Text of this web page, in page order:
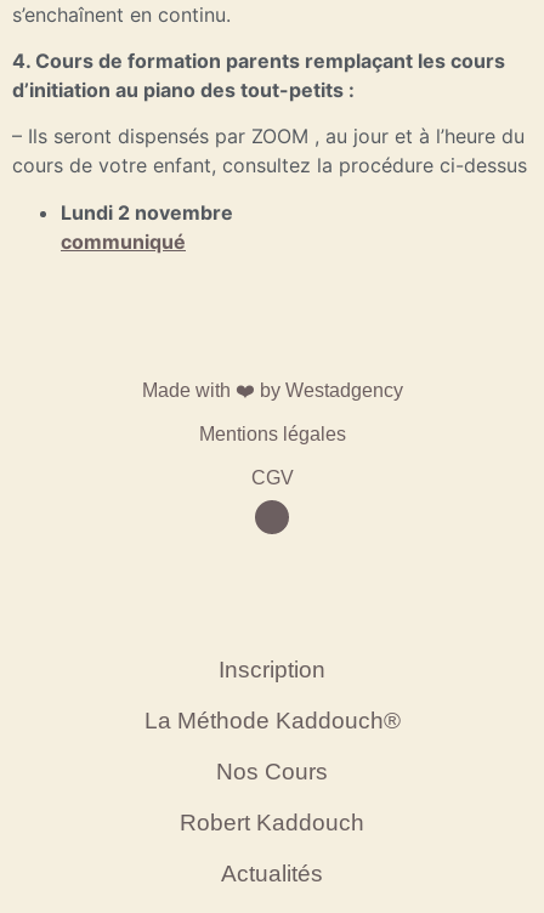
s’enchaînent en continu.
4. Cours de formation parents remplaçant les cours
d’initiation au piano des tout-petits :
– Ils seront dispensés par ZOOM , au jour et à l’heure du
cours de votre enfant, consultez la procédure ci-dessus
Lundi 2 novembre
communiqué
Made with ❤️ by Westadgency
Mentions légales
CGV
Inscription
La Méthode Kaddouch®
Nos Cours
Robert Kaddouch
Actualités